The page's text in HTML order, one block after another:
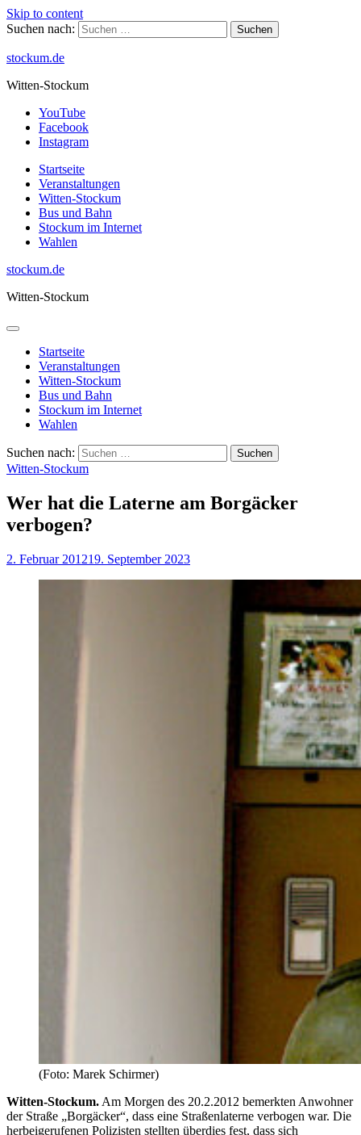
Skip to content
Suchen nach:
stockum.de
Witten-Stockum
YouTube
Facebook
Instagram
Startseite
Veranstaltungen
Witten-Stockum
Bus und Bahn
Stockum im Internet
Wahlen
stockum.de
Witten-Stockum
Startseite
Veranstaltungen
Witten-Stockum
Bus und Bahn
Stockum im Internet
Wahlen
Suchen nach:
Witten-Stockum
Wer hat die Laterne am Borgäcker
verbogen?
2. Februar 201219. September 2023
(Foto: Marek Schirmer)
Witten-Stockum. Am Morgen des 20.2.2012 bemerkten Anwohner
der Straße „Borgäcker“, dass eine Straßenlaterne verbogen war. Die
herbeigerufenen Polizisten stellten überdies fest, dass sich